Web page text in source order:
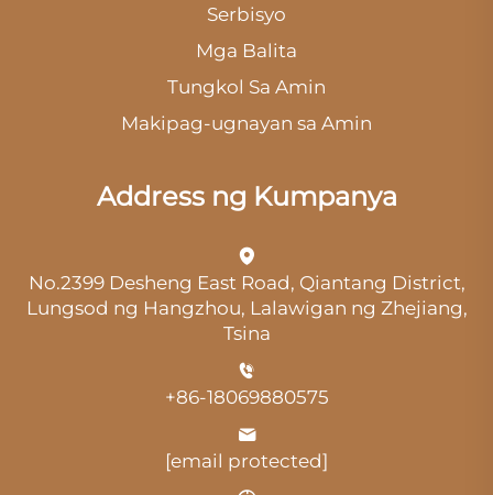
Serbisyo
Mga Balita
Tungkol Sa Amin
Makipag-ugnayan sa Amin
Address ng Kumpanya
No.2399 Desheng East Road, Qiantang District,
Lungsod ng Hangzhou, Lalawigan ng Zhejiang,
Tsina
+86-18069880575
[email protected]